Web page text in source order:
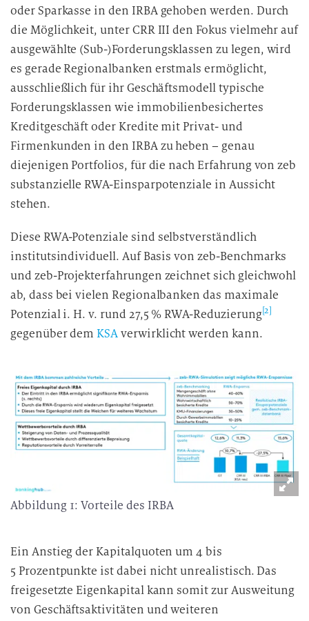
D
a
t
e
n
v
e
r
a
r
b
i
t
u
n
g
oder Sparkasse in den IRBA gehoben werden. Durch
die Möglichkeit, unter CRR III den Fokus vielmehr auf
ausgewählte (Sub-)Forderungsklassen zu legen, wird
es gerade Regionalbanken erstmals ermöglicht,
ausschließlich für ihr Geschäftsmodell typische
Forderungsklassen wie immobilienbesichertes
Kreditgeschäft oder Kredite mit Privat- und
Firmenkunden in den IRBA zu heben – genau
diejenigen Portfolios, für die nach Erfahrung von zeb
substanzielle RWA-Einsparpotenziale in Aussicht
stehen.
Diese RWA-Potenziale sind selbstverständlich
institutsindividuell. Auf Basis von zeb-Benchmarks
und zeb-Projekterfahrungen zeichnet sich gleichwohl
ab, dass bei vielen Regionalbanken das maximale
Potenzial i. H. v. rund 27,5 % RWA-Reduzierung[2]
gegenüber demKSAverwirklicht werden kann.
Abbildung 1: Vorteile des IRBA
Ein Anstieg der Kapitalquoten um 4 bis
5 Prozentpunkte ist dabei nicht unrealistisch. Das
freigesetzte Eigenkapital kann somit zur Ausweitung
von Geschäftsaktivitäten und weiteren